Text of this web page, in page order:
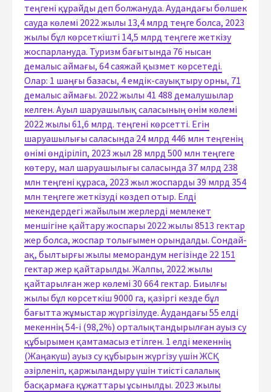
теңгені құрайды деп болжануда. Аудандағы бөлшек
сауда көлемі 2022 жылы 13,4 млрд теңге болса, 2023
жылы бұл көрсеткішті 14,5 млрд теңгеге жеткізу
жоспарлануда. Туризм бағытында 76 нысан
демалыс аймағы, 64 саяжай қызмет көрсетеді.
Олар: 1 шаңғы базасы, 4 емдік-сауықтыру орны, 71
демалыс аймағы. 2022 жылы 41 488 демалушылар
келген. Ауыл шаруашылық саласының өнім көлемі
2022 жылы 61,6 млрд. теңгені көрсетті. Егін
шаруашылығы саласында 24 млрд 446 млн теңгенің
өнімі өндіріліп, 2023 жыл 28 млрд 500 млн теңгеге
көтеру, мал шаруашылығы саласында 37 млрд 238
млн теңгені құраса, 2023 жыл жоспарды 39 млрд 354
млн теңгеге жеткізуді көздеп отыр. Елді
мекендердегі жайылым жерлерді мемлекет
меншігіне қайтару жоспары 2022 жылы 8513 гектар
жер болса, жоспар толығымен орындалды. Сондай-
ақ, былтырғы жылы меморандум негізінде 22 151
гектар жер қайтарылды. Жалпы, 2022 жылы
қайтарылған жер көлемі 30 664 гектар. Биылғы
жылы бұл көрсеткіш 9000 га, қазіргі кезде бұл
бағытта жұмыстар жүргізілуде. Аудандағы 55 елді
мекеннің 54-і (98,2%) орталықтандырылған ауыз су
құбырымен қамтамасыз етілген. 1 елді мекеннің
(Жаңакүш) ауыз су құбырын жүргізу үшін ЖСҚ
әзірленіп, қаржыландыру үшін тиісті салалық
басқармаға құжаттары ұсынылды. 2023 жылы